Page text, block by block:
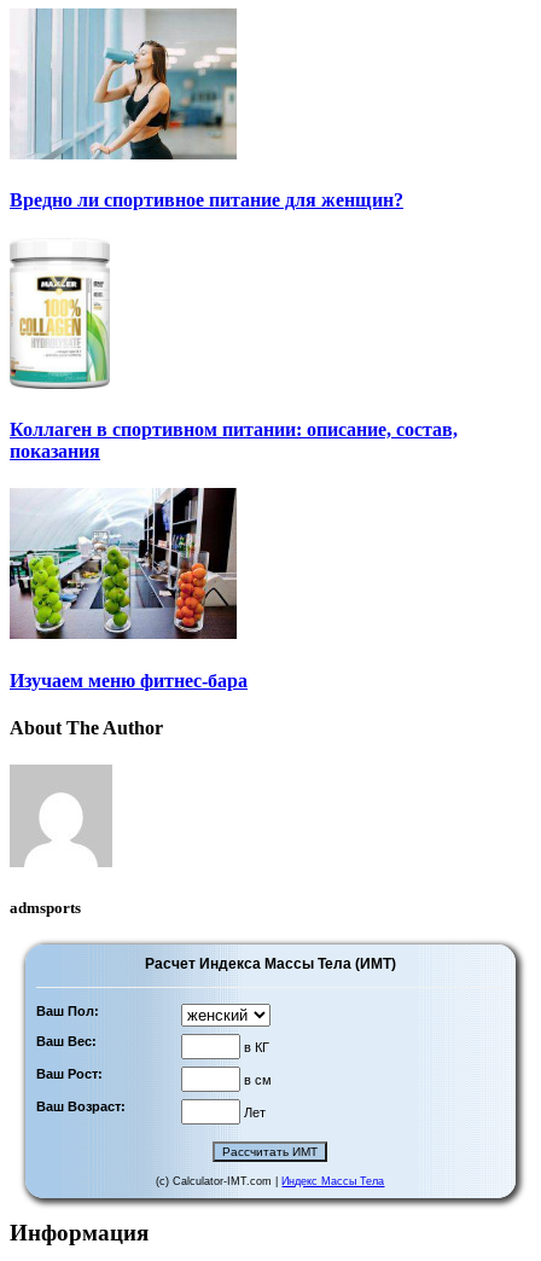
Вредно ли спортивное питание для женщин?
Коллаген в спортивном питании: описание, состав,
показания
Изучаем меню фитнес-бара
About The Author
admsports
Расчет Индекса Массы Тела (ИМТ)
Ваш Пол:
Ваш Вес:
в КГ
Ваш Рост:
в см
Ваш Возраст:
Лет
(c) Calculator-IMT.com | Индекс Массы Тела
Информация